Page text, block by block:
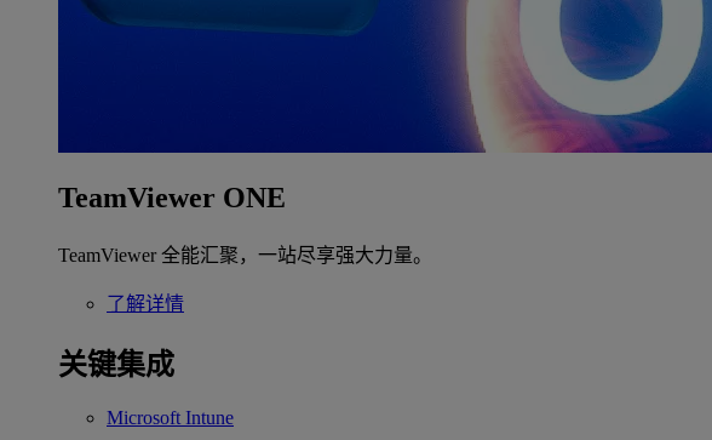
TeamViewer ONE
TeamViewer 全能汇聚，一站尽享强大力量。
了解详情
关键集成
Microsoft Intune